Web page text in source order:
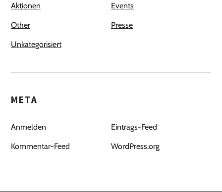
Aktionen Events
Other Presse
Unkategorisiert
META
Anmelden Eintrags-Feed
Kommentar-Feed WordPress.org